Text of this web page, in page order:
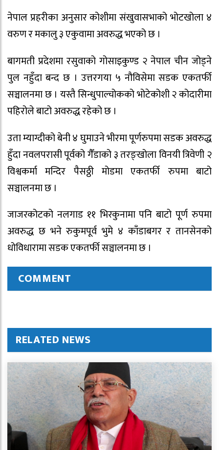
नेपाल प्रहरीका अनुसार कोशीमा संखुवासभाको भोटखोला ४
वरुण र मकालु ३ एकुवामा अवरुद्ध भएको छ ।
बागमती प्रदेशमा रसुवाको गोसाइकुण्ड २ नेपाल चीन जोड्ने
पुल नहुँदा बन्द छ । उत्तरगया ५ नौविसेमा सडक एकतर्फी
सञ्चालनमा छ । यस्तै सिन्धुपाल्चोकको भोटेकोशी २ कोदारीमा
पहिरोले बाटो अवरुद्ध रहेको छ ।
उता म्याग्दीको बेनी ४ घुमाउने भीरमा पूर्णरुपमा सडक अवरुद्ध
हुँदा नवलपरासी पूर्वको गैँडाको ३ तरङ्खोला विनयी त्रिवेणी २
विश्वकर्मा मन्दिर पैसठ्ठी मोडमा एकतर्फी रुपमा बाटो
सञ्चालनमा छ ।
जाजरकोटको नलगाड ११ भिरकुनामा पनि बाटो पूर्ण रुपमा
अवरुद्ध छ भने रुकुमपूर्व भुमे ४ काँडाबगर र तानसेनको
धोविधारामा सडक एकतर्फी सञ्चालनमा छ ।
COMMENT
RELATED NEWS